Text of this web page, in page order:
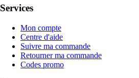
Services
Mon compte
Centre d'aide
Suivre ma commande
Retourner ma commande
Codes promo